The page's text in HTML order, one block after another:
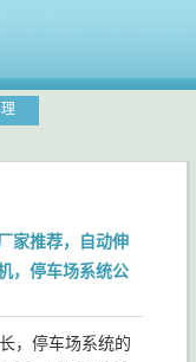
家推荐，自动伸
，停车场系统公
，停车场系统的